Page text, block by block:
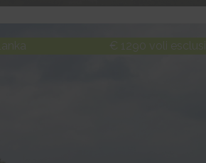
€ 1290 voli esclusi